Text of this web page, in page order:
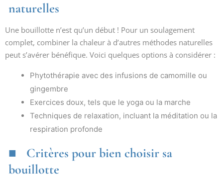
naturelles
Une bouillotte n’est qu’un début ! Pour un soulagement
complet, combiner la chaleur à d’autres méthodes naturelles
peut s’avérer bénéfique. Voici quelques options à considérer :
Phytothérapie avec des infusions de camomille ou
gingembre
Exercices doux, tels que le yoga ou la marche
Techniques de relaxation, incluant la méditation ou la
respiration profonde
Critères pour bien choisir sa
bouillotte